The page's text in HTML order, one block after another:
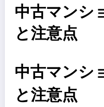
中古マンシ
と注意点
中古マンシ
と注意点